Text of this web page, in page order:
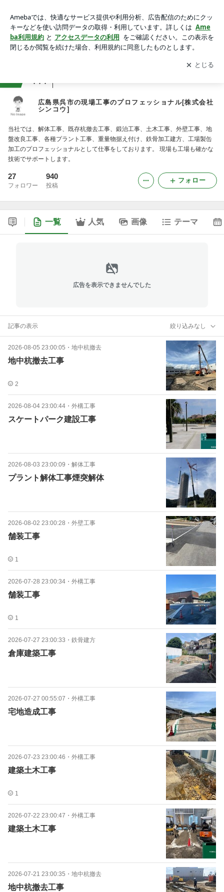
アプリをダウンロードして ブログの更新通知
を受け取りまし
ょう。
開く
777
広島県呉市の現場工事のプロフェッショナル[株式会社
シンコウ]
当社では、解体工事、既存杭撤去工事、鍛治工事、土木工事、外壁工事、地
盤改良工事、各種プラント工事、重量物据え付け、鉄骨加工建方、工場製缶
加工のプロフェッショナルとして仕事をしております。 現場も工場も確かな
技術でサポートします。
27
フォロワー
940
投稿
フォロー
一覧 人気 画像 テーマ
広告を表示できませんでした
記事の表示 絞り込みなし
2026-08-05 23:00:05 ・ 地中杭撤去
地中杭撤去工事
2
2026-08-04 23:00:44 ・ 外構工事
スケートパーク建設工事
2026-08-03 23:00:09 ・ 解体工事
プラント解体工事煙突解体
2026-08-02 23:00:28 ・ 外壁工事
舗装工事
1
2026-07-28 23:00:34 ・ 外構工事
舗装工事
1
2026-07-27 23:00:33 ・ 鉄骨建方
倉庫建築工事
2026-07-27 00:55:07 ・ 外構工事
宅地造成工事
2026-07-23 23:00:46 ・ 外構工事
建築土木工事
1
2026-07-22 23:00:47 ・ 外構工事
建築土木工事
2026-07-21 23:00:35 ・ 地中杭撤去
地中杭撤去工事